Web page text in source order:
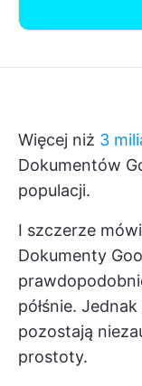
Więcej niż 3
Dokumentów
populacji.
I szczerze
Dokumenty
półśnie.
pozostają
prostoty.